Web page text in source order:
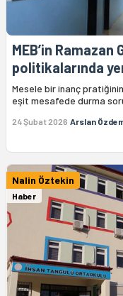
MEB’in
politikalarında
Mesele bir inanç
eşit mesafede durma
24 Şubat 2026 Arslan
Nalin Öztekin
Haber